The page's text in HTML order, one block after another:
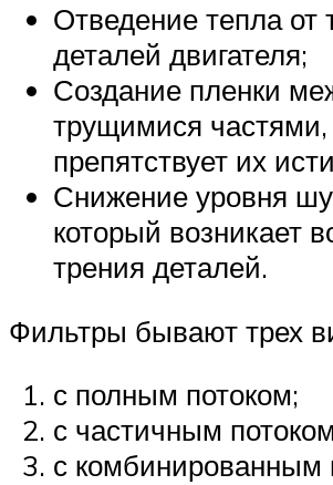
Отведение тепла от
деталей двигателя;
Создание пленки
трущимися частями,
препятствует их
Снижение уровня
который возникает
трения деталей.
Фильтры бывают трех
с полным потоком;
с частичным
с комбинированным